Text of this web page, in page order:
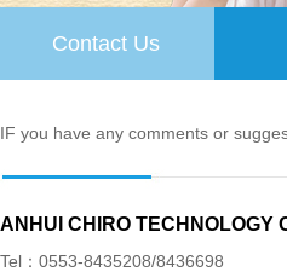
Contact Us
IF you have any comments or
ANHUI CHIRO TECHNOLOGY
Tel：0553-8435208/8436698